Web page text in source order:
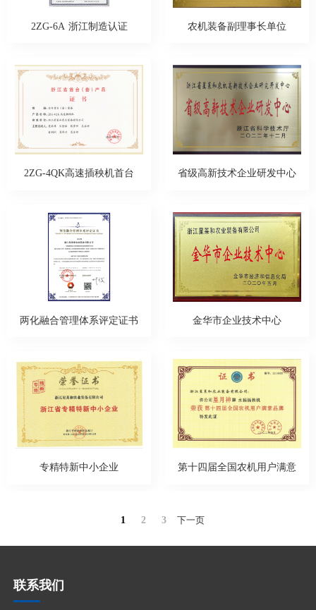
2ZG-6A 浙江制造认证 农机装备副理事长单位
2ZG-4QK高速插秧机首台
省级高新技术企业研发中心
两化融合管理体系评定证书 金华市企业技术中心
专精特新中小企业
第十四届全国农机用户满意
1 2 3 下一页
联系我们